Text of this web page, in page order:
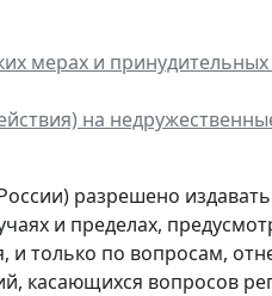
мерах и
на
разрешено
и пределах,
и только по вопросам,
касающихся вопросов